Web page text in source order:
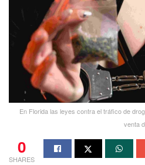
En Florida las leyes contra el tráfico de
venta
0
SHARES